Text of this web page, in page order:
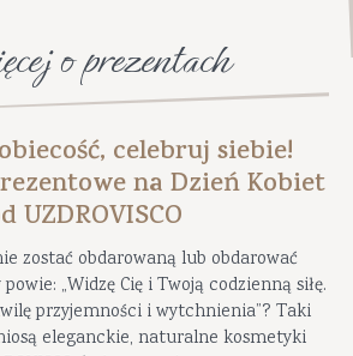
o prezentach
celebruj siebie!
na Dzień Kobiet
UZDROVISCO
zostać obdarowaną lub obdarować
„Widzę Cię i Twoją codzienną siłę.
przyjemności i wytchnienia”? Taki
eleganckie, naturalne kosmetyki